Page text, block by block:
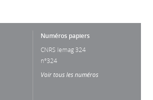
Numéros papiers
CNRS lemag 324
n°324
Voir tous les numéros